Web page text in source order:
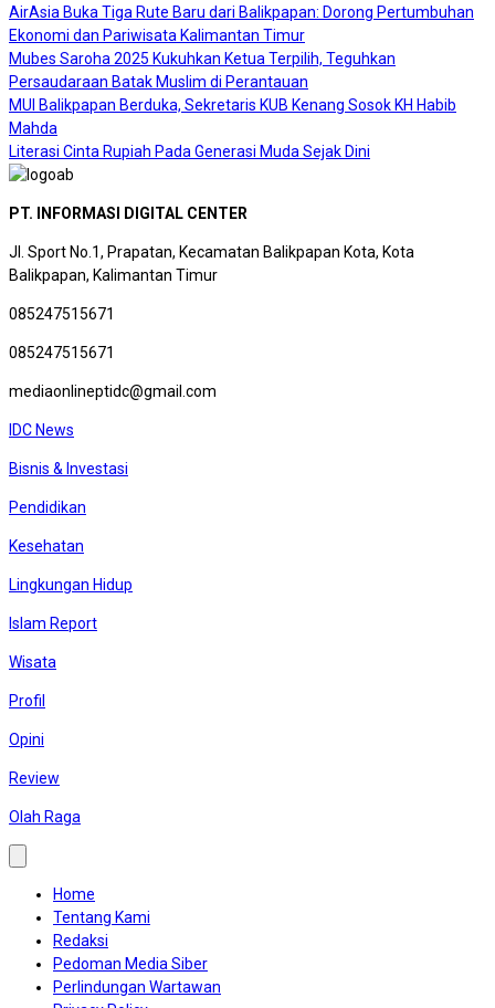
AirAsia Buka Tiga Rute Baru dari Balikpapan: Dorong Pertumbuhan
Ekonomi dan Pariwisata Kalimantan Timur
Mubes Saroha 2025 Kukuhkan Ketua Terpilih, Teguhkan
Persaudaraan Batak Muslim di Perantauan
MUI Balikpapan Berduka, Sekretaris KUB Kenang Sosok KH Habib
Mahda
Literasi Cinta Rupiah Pada Generasi Muda Sejak Dini
PT. INFORMASI DIGITAL CENTER
Jl. Sport No.1, Prapatan, Kecamatan Balikpapan Kota, Kota
Balikpapan, Kalimantan Timur
085247515671
085247515671
mediaonlineptidc@gmail.com
IDC News
Bisnis & Investasi
Pendidikan
Kesehatan
Lingkungan Hidup
Islam Report
Wisata
Profil
Opini
Review
Olah Raga
Home
Tentang Kami
Redaksi
Pedoman Media Siber
Perlindungan Wartawan